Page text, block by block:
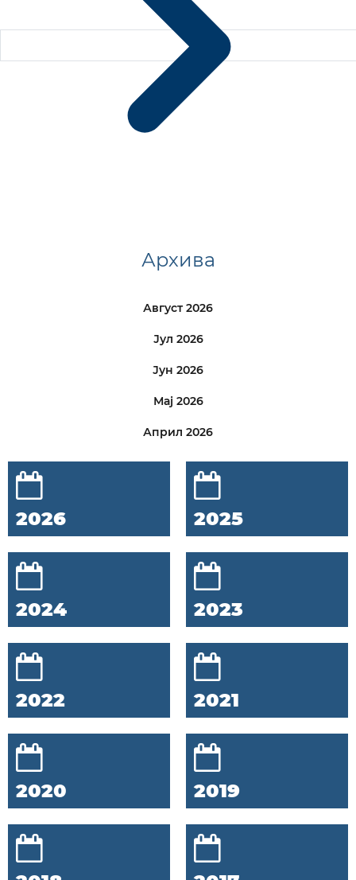
Архива
Август 2026
Јул 2026
Јун 2026
Мај 2026
Април 2026
2026 2025
2024 2023
2022 2021
2020 2019